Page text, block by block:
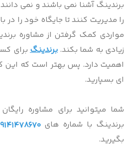
برندینگ آشنا نمی باشند و نمی
را مدیریت کنند تا جایگاه خود را در
مواردی کمک گرفتن از مشاوره
زیادی به شما بکند.برندینگ برای
اهمیت دارد. پس بهتر است که این
ای بسپارید.
شما میتوانید برای مشاوره
برندینگ با شماره های09141478670 و
بگیرید.